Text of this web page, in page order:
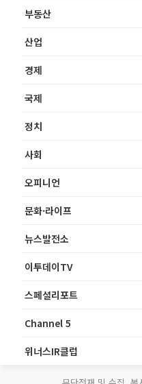
부동산
산업
경제
국제
정치
사회
오피니언
문화·라이프
뉴스발전소
이투데이TV
스페셜리포트
Channel 5
위너스IR클럽